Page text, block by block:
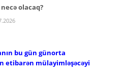
olacaq?
bu gün günorta
etibarən mülayimləşəcəyi